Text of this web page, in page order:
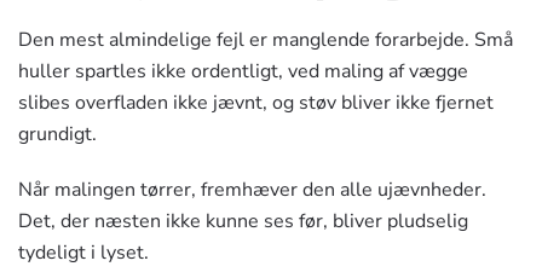
Den mest almindelige fejl er manglende forarbejde. Små
huller spartles ikke ordentligt, ved maling af vægge
slibes overfladen ikke jævnt, og støv bliver ikke fjernet
grundigt.
Når malingen tørrer, fremhæver den alle ujævnheder.
Det, der næsten ikke kunne ses før, bliver pludselig
tydeligt i lyset.